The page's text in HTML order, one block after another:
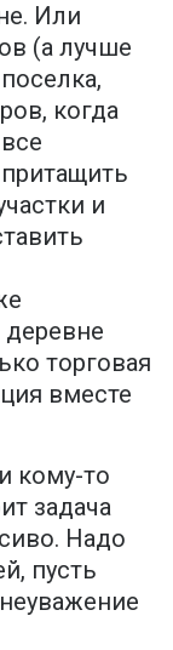
Или
(а лучше
когда
и
торговая
вместе
кому-то
задача
Надо
пусть